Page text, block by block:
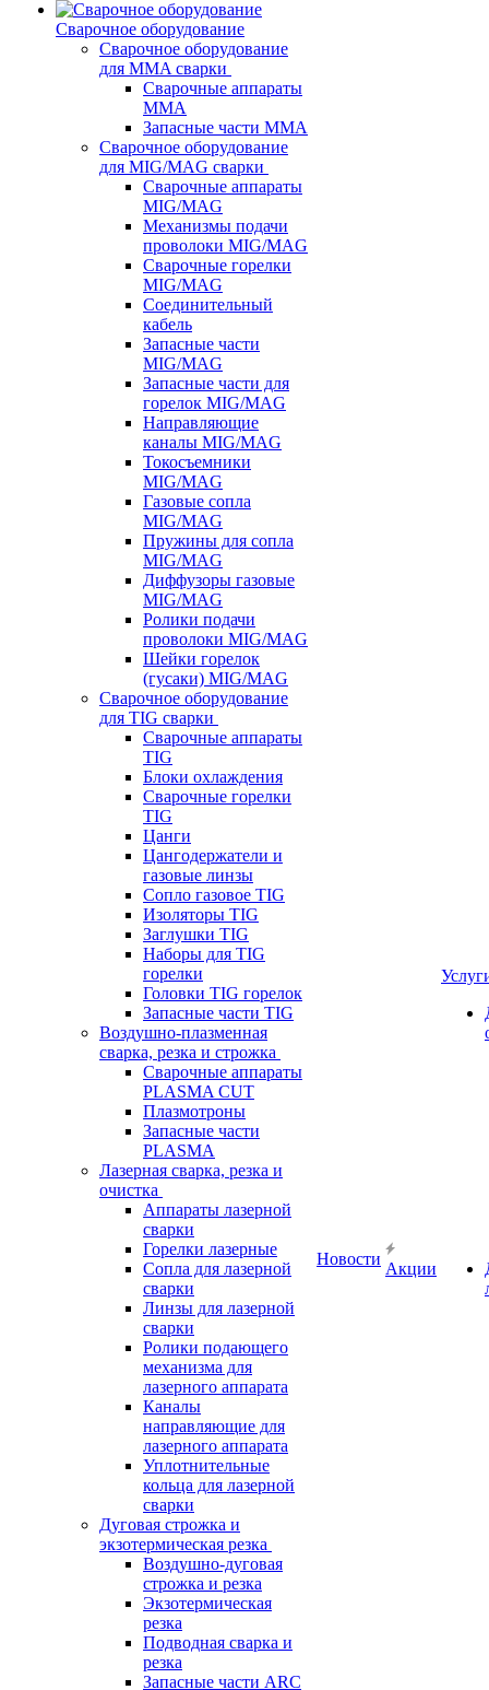
Сварочное оборудование
Сварочное оборудование
для MMA сварки
Сварочные аппараты
MMA
Запасные части MMA
Сварочное оборудование
для MIG/MAG сварки
Сварочные аппараты
MIG/MAG
Механизмы подачи
проволоки MIG/MAG
Сварочные горелки
MIG/MAG
Соединительный
кабель
Запасные части
MIG/MAG
Запасные части для
горелок MIG/MAG
Направляющие
каналы MIG/MAG
Токосъемники
MIG/MAG
Газовые сопла
MIG/MAG
Пружины для сопла
MIG/MAG
Диффузоры газовые
MIG/MAG
Ролики подачи
проволоки MIG/MAG
Шейки горелок
(гусаки) MIG/MAG
Сварочное оборудование
для TIG сварки
Сварочные аппараты
TIG
Блоки охлаждения
Сварочные горелки
TIG
Цанги
Цангодержатели и
газовые линзы
Сопло газовое TIG
Изоляторы TIG
Заглушки TIG
Наборы для TIG
горелки
Головки TIG горелок
Запасные части TIG
Воздушно-плазменная
сварка, резка и строжка
Сварочные аппараты
PLASMA CUT
Плазмотроны
Запасные части
PLASMA
Лазерная сварка, резка и
очистка
Аппараты лазерной
сварки
Горелки лазерные
Сопла для лазерной
сварки
Линзы для лазерной
сварки
Ролики подающего
механизма для
лазерного аппарата
Каналы
направляющие для
лазерного аппарата
Уплотнительные
кольца для лазерной
сварки
Дуговая строжка и
экзотермическая резка
Воздушно-дуговая
строжка и резка
Экзотермическая
резка
Подводная сварка и
резка
Запасные части ARC
Новости
Акции